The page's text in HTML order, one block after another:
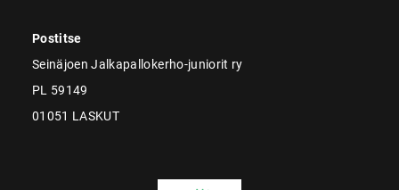
Postitse
Seinäjoen Jalkapallokerho-juniorit ry
PL 59149
01051 LASKUT